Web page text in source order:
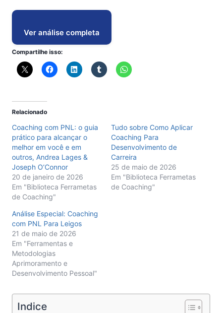
Ver análise completa
Compartilhe isso:
Relacionado
Coaching com PNL: o guia
prático para alcançar o
melhor em você e em
outros, Andrea Lages &
Joseph O’Connor
20 de janeiro de 2026
Em "Biblioteca Ferrametas
de Coaching"
Tudo sobre Como Aplicar
Coaching Para
Desenvolvimento de
Carreira
25 de maio de 2026
Em "Biblioteca Ferrametas
de Coaching"
Análise Especial: Coaching
com PNL Para Leigos
21 de maio de 2026
Em "Ferramentas e
Metodologias
Aprimoramento e
Desenvolvimento Pessoal"
Indice